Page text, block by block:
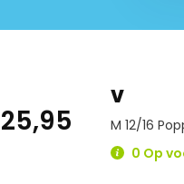
v
M 12/16
0 Op